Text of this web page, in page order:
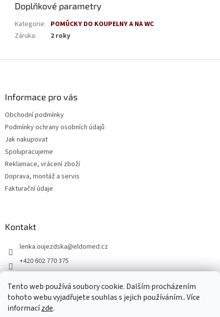
Tento web používá soubory cookie. Dalším procházením
tohoto webu vyjadřujete souhlas s jejich používáním.. Více
informacízde.
Doplňkové parametry
Kategorie: POMŮCKY DO KOUPELNY A NA WC
Záruka: 2 roky
Informace pro vás
Obchodní podmínky
Podmínky ochrany osobních údajů
Jak nakupovat
Spolupracujeme
Reklamace, vrácení zboží
Doprava, montáž a servis
Fakturační údaje
Kontakt
lenka.oujezdska@eldomed.cz
+420 602 770 375
eldomed.cz